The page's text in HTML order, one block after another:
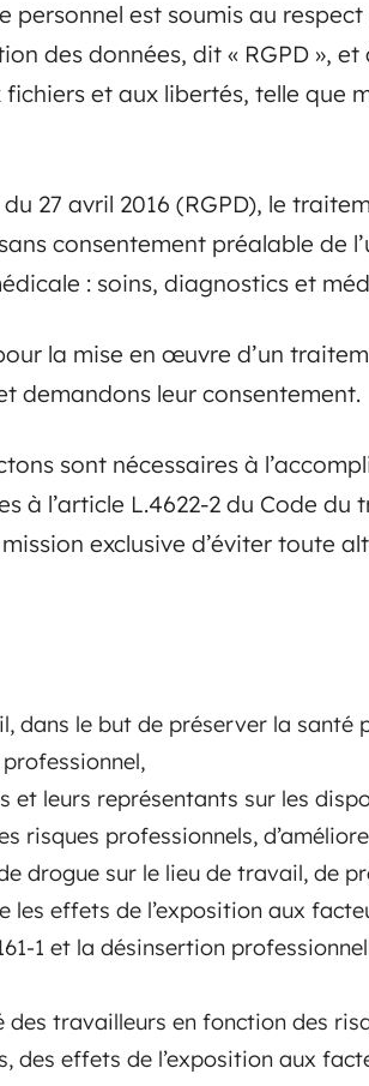
est soumis au
des données, dit « RGPD », et
et aux libertés, telle que
27 avril 2016 (RGPD), le
consentement préalable de
: soins, diagnostics et
la mise en œuvre d’un
demandons leur consentement.
sont nécessaires à
à l’article L.4622-2 du Code du
exclusive d’éviter toute
dans le but de préserver la santé
et leurs représentants sur les
risques professionnels,
drogue sur le lieu de travail, de
les effets de l’exposition aux
1 et la désinsertion
des travailleurs en fonction des
des effets de l’exposition aux